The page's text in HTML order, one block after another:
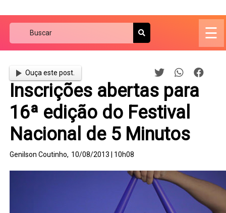
☰
Ouça este post.
Inscrições abertas para
16ª edição do Festival
Nacional de 5 Minutos
Genilson Coutinho, 10/08/2013 | 10h08